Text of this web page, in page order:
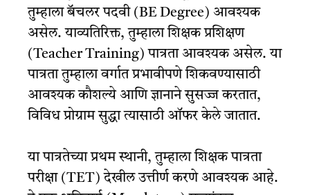
तुम्हाला बॅचलर पदवी (BE Degree) आवश्यक
असेल. याव्यतिरिक्त, तुम्हाला शिक्षक प्रशिक्षण
(Teacher Training) पात्रता आवश्यक असेल. या
पात्रता तुम्हाला वर्गात प्रभावीपणे शिकवण्यासाठी
आवश्यक कौशल्ये आणि ज्ञानाने सुसज्ज करतात,
विविध प्रोग्राम सुद्धा त्यासाठी ऑफर केले जातात.
या पात्रतेच्या प्रथम स्थानी, तुम्हाला शिक्षक पात्रता
परीक्षा (TET) देखील उत्तीर्ण करणे आवश्यक आहे.